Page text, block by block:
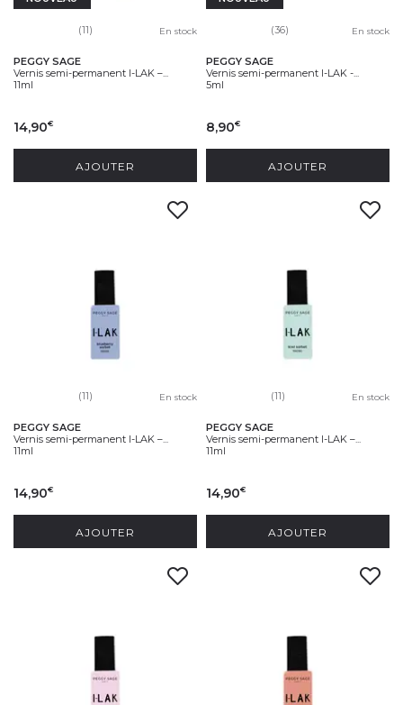
(11) En stock
PEGGY SAGE
Vernis semi-permanent I-LAK –...
11ml
14,90€
AJOUTER
(36) En stock
PEGGY SAGE
Vernis semi-permanent I-LAK -...
5ml
8,90€
AJOUTER
(11) En stock
PEGGY SAGE
Vernis semi-permanent I-LAK –...
11ml
14,90€
AJOUTER
(11) En stock
PEGGY SAGE
Vernis semi-permanent I-LAK –...
11ml
14,90€
AJOUTER